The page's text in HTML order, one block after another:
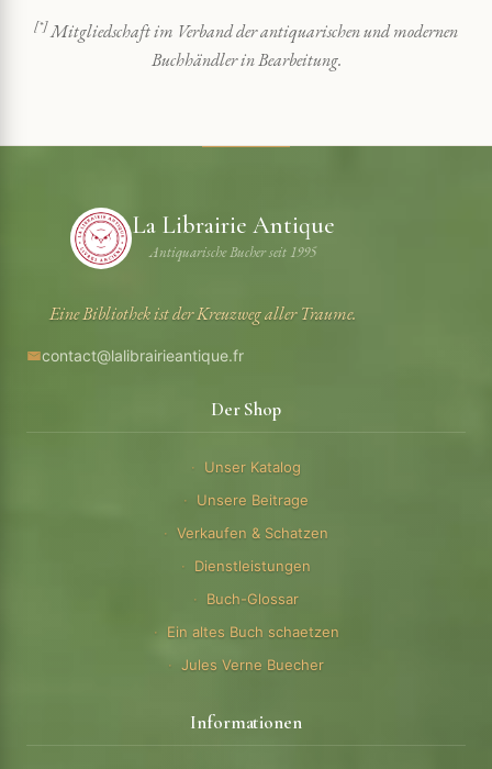
[*]Mitgliedschaft im Verband der antiquarischen und modernen
Buchhändler in Bearbeitung.
La Librairie Antique
Antiquarische Bucher seit 1995
Eine Bibliothek ist der Kreuzweg aller Traume.
contact@lalibrairieantique.fr
Der Shop
Unser Katalog
Unsere Beitrage
Verkaufen & Schatzen
Dienstleistungen
Buch-Glossar
Ein altes Buch schaetzen
Jules Verne Buecher
Informationen